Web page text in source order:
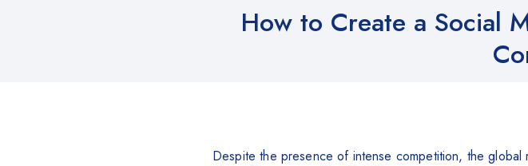
How to Create a Social
Despite the presence of intense competition, the